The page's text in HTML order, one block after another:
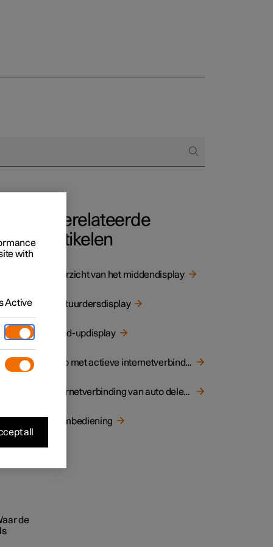
aard
-
en
de
Gerelateerde
artikelen
Overzicht van het middendisplay
Bestuurdersdisplay
Head-updisplay
Auto met actieve internetverbinding
Internetverbinding van auto delen via Wi-Fi-hotspot
Stembediening
with
Active
all